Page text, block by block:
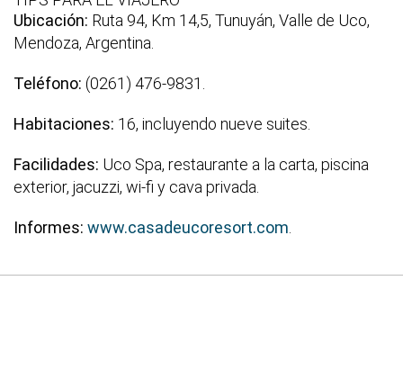
Ubicación: Ruta 94, Km 14,5, Tunuyán, Valle de Uco,
Mendoza, Argentina.
Teléfono: (0261) 476-9831.
Habitaciones: 16, incluyendo nueve suites.
Facilidades: Uco Spa, restaurante a la carta, piscina
exterior, jacuzzi, wi-fi y cava privada.
Informes: www.casadeucoresort.com.